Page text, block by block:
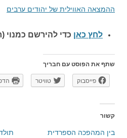
ההמצאה האווילית של יהודים ערבים
לחץ כאן כדי להירשם כמנוי
שתף את הפוסט עם חבריך
פייסבוק טוויטר
קשור
בין המהפכה הספרדית